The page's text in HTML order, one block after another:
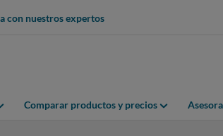
con nuestros expertos
Comparar productos y precios